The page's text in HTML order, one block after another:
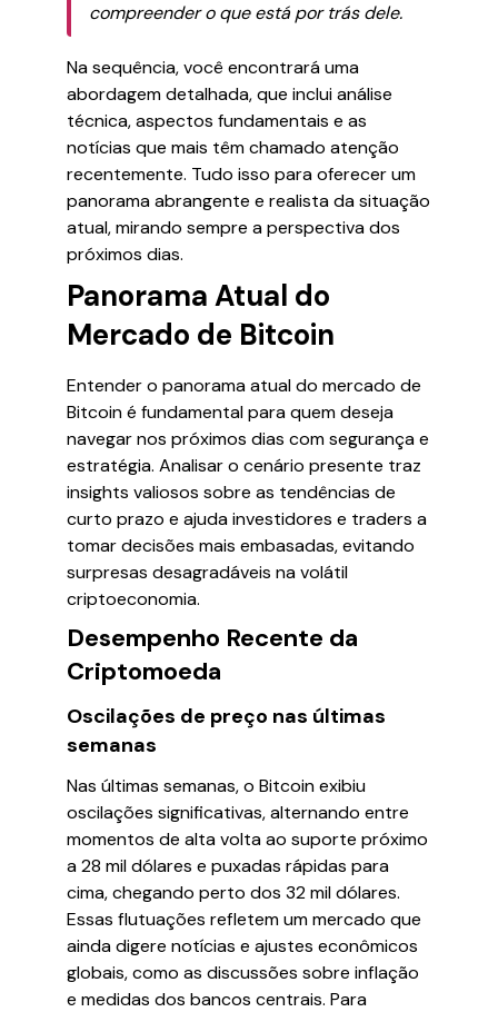
compreender o que está por trás dele.
Na sequência, você encontrará uma
abordagem detalhada, que inclui análise
técnica, aspectos fundamentais e as
notícias que mais têm chamado atenção
recentemente. Tudo isso para oferecer um
panorama abrangente e realista da situação
atual, mirando sempre a perspectiva dos
próximos dias.
Panorama Atual do
Mercado de Bitcoin
Entender o panorama atual do mercado de
Bitcoin é fundamental para quem deseja
navegar nos próximos dias com segurança e
estratégia. Analisar o cenário presente traz
insights valiosos sobre as tendências de
curto prazo e ajuda investidores e traders a
tomar decisões mais embasadas, evitando
surpresas desagradáveis na volátil
criptoeconomia.
Desempenho Recente da
Criptomoeda
Oscilações de preço nas últimas
semanas
Nas últimas semanas, o Bitcoin exibiu
oscilações significativas, alternando entre
momentos de alta volta ao suporte próximo
a 28 mil dólares e puxadas rápidas para
cima, chegando perto dos 32 mil dólares.
Essas flutuações refletem um mercado que
ainda digere notícias e ajustes econômicos
globais, como as discussões sobre inflação
e medidas dos bancos centrais. Para